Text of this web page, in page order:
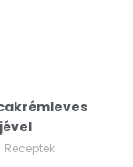
Receptek